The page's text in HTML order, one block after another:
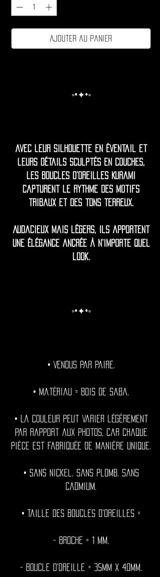
Ajouter au panier
◦•✦•◦
Avec leur silhouette en éventail et
leurs détails sculptés en couches,
les boucles d'oreilles Kurami
capturent le rythme des motifs
tribaux et des tons terreux.
Audacieux mais légers, ils apportent
une élégance ancrée à n'importe quel
look.
◦•✦•◦
• Vendus par paire.
• Matériau = Bois de Saba.
• La couleur peut varier légèrement
par rapport aux photos, car chaque
pièce est fabriquée de manière unique.
• Sans nickel. Sans plomb. Sans
cadmium.
• Taille des boucles d'oreilles =
- Broche = 1 mm.
- Boucle d'oreille = 35mm x 40mm.